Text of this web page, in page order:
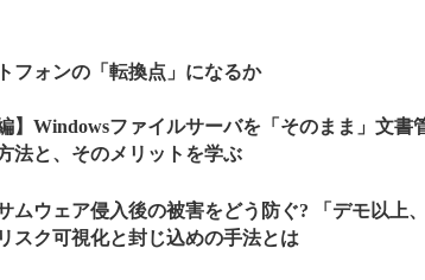
フォンの「転換点」になるか